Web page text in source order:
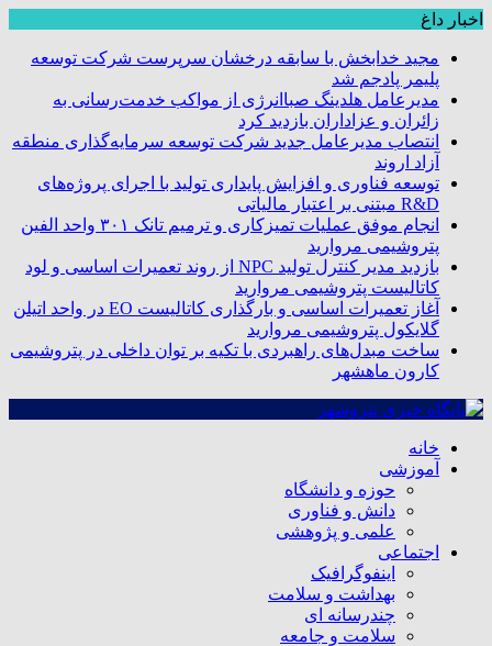
اخبار داغ
مجید خدابخش با سابقه درخشان سرپرست شرکت توسعه
پلیمر پادجم شد
مدیرعامل هلدینگ صباانرژی از مواکب خدمت‌رسانی به
زائران و عزاداران بازدید کرد
انتصاب مدیرعامل جدید شرکت توسعه سرمایه‌گذاری منطقه
آزاد اروند
توسعه فناوری و افزایش پایداری تولید با اجرای پروژه‌های
R&D مبتنی بر اعتبار مالیاتی
انجام موفق عملیات تمیزکاری و ترمیم تانک ۳۰۱ واحد الفین
پتروشیمی مروارید
بازدید مدیر کنترل تولید NPC از روند تعمیرات اساسی و لود
کاتالیست پتروشیمی مروارید
آغاز تعمیرات اساسی و بارگذاری کاتالیست EO در واحد اتیلن
گلایکول پتروشیمی مروارید
ساخت مبدل‌های راهبردی با تکیه بر توان داخلی در پتروشیمی
کارون ماهشهر
خانه
آموزشی
حوزه و دانشگاه
دانش و فناوری
علمی و پژوهشی
اجتماعی
اینفوگرافیک
بهداشت و سلامت
چندرسانه ای
سلامت و جامعه